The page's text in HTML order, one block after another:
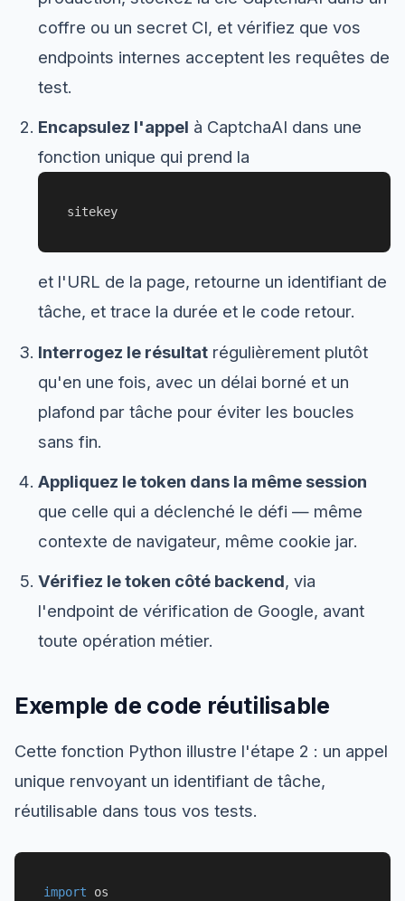
coffre ou un secret CI, et vérifiez que vos
endpoints internes acceptent les requêtes de
test.
Encapsulez l'appel à CaptchaAI dans une
fonction unique qui prend la
sitekey
et l'URL de la page, retourne un identifiant de
tâche, et trace la durée et le code retour.
Interrogez le résultatrégulièrement plutôt
qu'en une fois, avec un délai borné et un
plafond par tâche pour éviter les boucles
sans fin.
Appliquez le token dans la même session
que celle qui a déclenché le défi — même
contexte de navigateur, même cookie jar.
Vérifiez le token côté backend, via
l'endpoint de vérification de Google, avant
toute opération métier.
Exemple de code réutilisable
Cette fonction Python illustre l'étape 2 : un appel
unique renvoyant un identifiant de tâche,
réutilisable dans tous vos tests.
import